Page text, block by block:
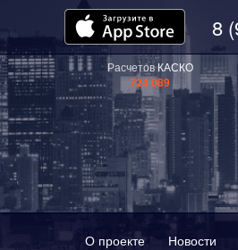
8
РасчетовКАСКО
724 089
О проекте Новости